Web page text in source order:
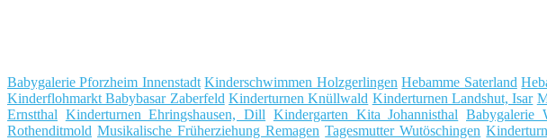
Babygalerie Pforzheim Innenstadt Kinderschwimmen Holzgerlingen Hebamme Saterland
Kinderflohmarkt Babybasar Zaberfeld Kinderturnen Knüllwald Kinderturnen Landshut, Isar
Ernstthal Kinderturnen Ehringshausen, Dill Kindergarten Kita Johannisthal Babygalerie
Rothenditmold Musikalische Früherziehung Remagen Tagesmutter Wutöschingen